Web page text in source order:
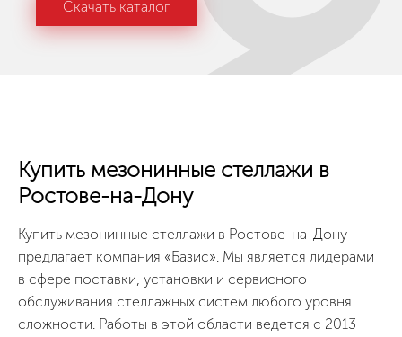
Скачать каталог
Купить мезонинные стеллажи в
Ростове-на-Дону
Купить мезонинные стеллажи в Ростове-на-Дону
предлагает компания «Базис». Мы является лидерами
в сфере поставки, установки и сервисного
обслуживания стеллажных систем любого уровня
сложности. Работы в этой области ведется с 2013